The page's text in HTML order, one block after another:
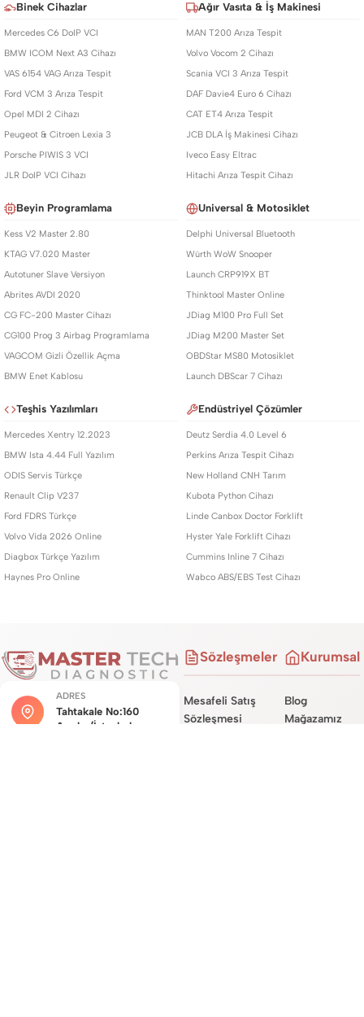
Binek Cihazlar
Mercedes C6 DoIP VCI
BMW ICOM Next A3 Cihazı
VAS 6154 VAG Arıza Tespit
Ford VCM 3 Arıza Tespit
Opel MDI 2 Cihazı
Peugeot & Citroen Lexia 3
Porsche PIWIS 3 VCI
JLR DoIP VCI Cihazı
Ağır Vasıta & İş Makinesi
MAN T200 Arıza Tespit
Volvo Vocom 2 Cihazı
Scania VCI 3 Arıza Tespit
DAF Davie4 Euro 6 Cihazı
CAT ET4 Arıza Tespit
JCB DLA İş Makinesi Cihazı
Iveco Easy Eltrac
Hitachi Arıza Tespit Cihazı
Beyin Programlama
Kess V2 Master 2.80
KTAG V7.020 Master
Autotuner Slave Versiyon
Abrites AVDI 2020
CG FC-200 Master Cihazı
CG100 Prog 3 Airbag Programlama
VAGCOM Gizli Özellik Açma
BMW Enet Kablosu
Universal & Motosiklet
Delphi Universal Bluetooth
Würth WoW Snooper
Launch CRP919X BT
Thinktool Master Online
JDiag M100 Pro Full Set
JDiag M200 Master Set
OBDStar MS80 Motosiklet
Launch DBScar 7 Cihazı
Teşhis Yazılımları
Mercedes Xentry 12.2023
BMW Ista 4.44 Full Yazılım
ODIS Servis Türkçe
Renault Clip V237
Ford FDRS Türkçe
Volvo Vida 2026 Online
Diagbox Türkçe Yazılım
Haynes Pro Online
Endüstriyel Çözümler
Deutz Serdia 4.0 Level 6
Perkins Arıza Tespit Cihazı
New Holland CNH Tarım
Kubota Python Cihazı
Linde Canbox Doctor Forklift
Hyster Yale Forklift Cihazı
Cummins Inline 7 Cihazı
Wabco ABS/EBS Test Cihazı
ADRES
Tahtakale No:160
Avcılar/İstanbul
Sözleşmeler
Mesafeli Satış
Sözleşmesi
Kurumsal
Blog
Mağazamız